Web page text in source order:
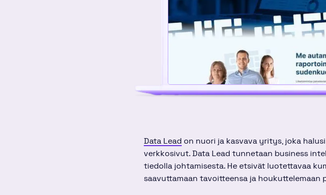
Data Lead on nuori ja kasvava yritys, joka
verkkosivut. Data Lead tunnetaan business
tiedolla johtamisesta. He etsivät luotettavaa
saavuttamaan tavoitteensa ja houkuttelemaan